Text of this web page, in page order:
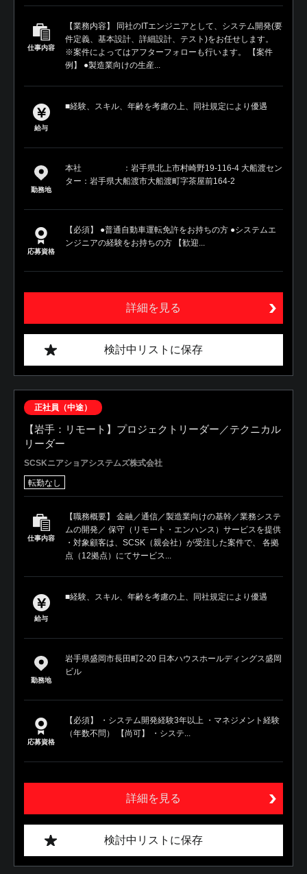
仕事内容
【業務内容】 同社のITエンジニアとして、システム開発(要
件定義、基本設計、詳細設計、テスト)をお任せします。
※案件によってはアフターフォローも行います。 【案件
例】 ●製造業向けの生産...
給与
■経験、スキル、年齢を考慮の上、同社規定により優遇
勤務地
本社 ：岩手県北上市村崎野19-116-4 大船渡セン
ター：岩手県大船渡市大船渡町字茶屋前164-2
応募資格
【必須】 ●普通自動車運転免許をお持ちの方 ●システムエ
ンジニアの経験をお持ちの方 【歓迎...
詳細を見る
検討中リストに保存
正社員（中途）
【岩手：リモート】プロジェクトリーダー／テクニカル
リーダー
SCSKニアショアシステムズ株式会社
転勤なし
仕事内容
【職務概要】 金融／通信／製造業向けの基幹／業務システ
ムの開発／ 保守（リモート・エンハンス）サービスを提供
・対象顧客は、SCSK（親会社）が受注した案件で、 各拠
点（12拠点）にてサービス...
給与
■経験、スキル、年齢を考慮の上、同社規定により優遇
勤務地
岩手県盛岡市長田町2-20 日本ハウスホールディングス盛岡
ビル
応募資格
【必須】 ・システム開発経験3年以上 ・マネジメント経験
（年数不問） 【尚可】 ・システ...
詳細を見る
検討中リストに保存